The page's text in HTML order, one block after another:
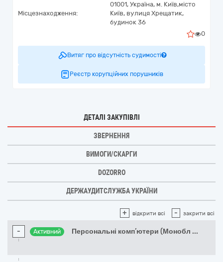
Місцезнаходження:
01001, Україна, м. Київ,місто
Київ, вулиця Хрещатик,
будинок 36
0
Витяг про відсутність судимості
Реєстр корупційних порушників
ДЕТАЛІ ЗАКУПІВЛІ
ЗВЕРНЕННЯ
ВИМОГИ/СКАРГИ
DOZORRO
ДЕРЖАУДИТСЛУЖБА УКРАЇНИ
+ відкрити всі - закрити всі
- Активний Персональні комп’ютери (Монобл ...